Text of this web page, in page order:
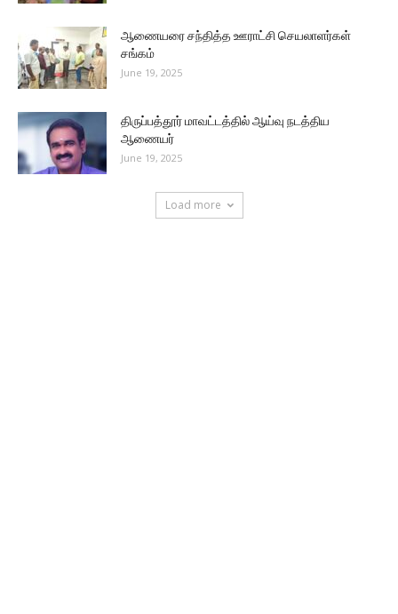
ஆணையரை சந்தித்த ஊராட்சி செயலாளர்கள்
சங்கம்
June 19, 2025
திருப்பத்தூர் மாவட்டத்தில் ஆய்வு நடத்திய
ஆணையர்
June 19, 2025
Load more